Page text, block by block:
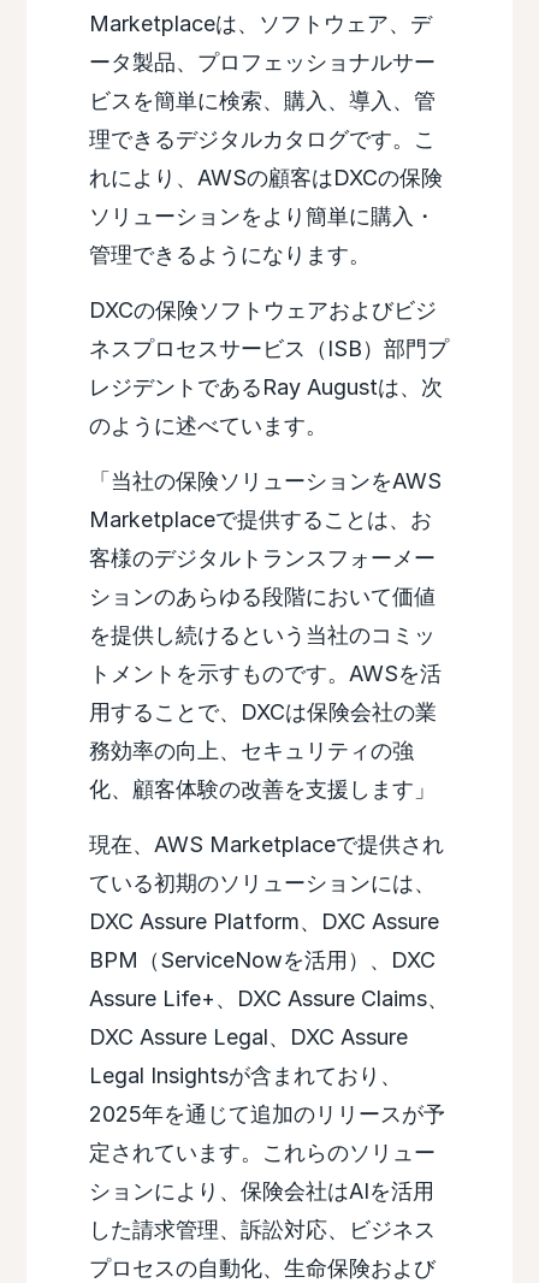
Marketplaceは、ソフトウェア、デ
ータ製品、プロフェッショナルサー
ビスを簡単に検索、購入、導入、管
理できるデジタルカタログです。こ
れにより、AWSの顧客はDXCの保険
ソリューションをより簡単に購入・
管理できるようになります。
DXCの保険ソフトウェアおよびビジ
ネスプロセスサービス（ISB）部門プ
レジデントであるRay Augustは、次
のように述べています。
「当社の保険ソリューションをAWS
Marketplaceで提供することは、お
客様のデジタルトランスフォーメー
ションのあらゆる段階において価値
を提供し続けるという当社のコミッ
トメントを示すものです。AWSを活
用することで、DXCは保険会社の業
務効率の向上、セキュリティの強
化、顧客体験の改善を支援します」
現在、AWS Marketplaceで提供され
ている初期のソリューションには、
DXC Assure Platform、DXC Assure
BPM（ServiceNowを活用）、DXC
Assure Life+、DXC Assure Claims、
DXC Assure Legal、DXC Assure
Legal Insightsが含まれており、
2025年を通じて追加のリリースが予
定されています。これらのソリュー
ションにより、保険会社はAIを活用
した請求管理、訴訟対応、ビジネス
プロセスの自動化、生命保険および